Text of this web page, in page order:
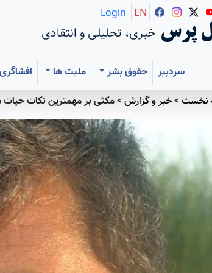
پرس خبری، تحلیلی و انتقادی
Login EN
سردبیر حقوق بشر ملیت ها افشاگری
نخست>خبر و گزارش>مکثی بر مهمترین نکات حیات